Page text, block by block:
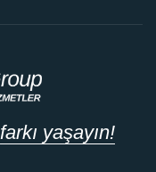
farkı yaşayın!